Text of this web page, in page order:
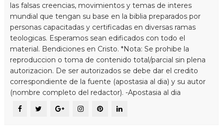
las falsas creencias, movimientos y temas de interes
mundial que tengan su base en la biblia preparados por
personas capacitadas y certificadas en diversas ramas
teologicas. Esperamos sean edificados con todo el
material. Bendiciones en Cristo. *Nota: Se prohibe la
reproduccion o toma de contenido total/parcial sin plena
autorizacion. De ser autorizados se debe dar el credito
correspondiente de la fuente (apostasia al dia) y su autor
(nombre completo del redactor). -Apostasia al dia